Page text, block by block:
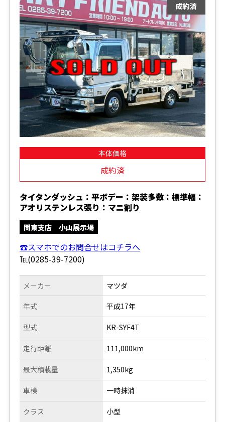
本体価格
成約済
タイタンダッシュ：平ボデー：架装多数：標準幅：
アオリステンレス張り：マニ割り
関東支店 小山展示場
☎スマホでのお問合せはコチラへ
℡(0285-39-7200)
メーカー
年式
型式
走行距離
マツダ
平成17年
KR-SYF4T
111,000km
最大積載量
車検
クラス
1,350kg
一時抹消
小型